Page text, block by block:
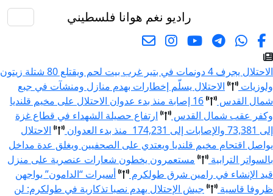
راديو نغم هوانا فلسطيني
الاحتلال يجرف 4 دونمات في بتير غرب بيت لحم ويقتلع 80 شتلة زيتون
ولوزيات
الاحتلال يسلّم إخطارات بهدم منازل ومنشآت في جبع
شمال القدس
16 إصابة منذ بدء عدوان الاحتلال على مخيم قلنديا
وكفر عقب شمال القدس
ارتفاع حصيلة الشهداء في قطاع غزة
إلى 73,381 والإصابات إلى 174,231 منذ بدء العدوان
الاحتلال
يواصل اقتحام مخيم قلنديا ويعتدي على الصحفيين ويغلق عدة مداخل
بالسواتر الترابية
مستعمرون يخطون شعارات عنصرية على منزل
قيد الإنشاء في رامين شرق طولكرم
أسيرات “الدامون” يواجهن
ظروفا قاسية
جيش الإحتلال يهدم نصبا تذكارية في طولكرم: لن